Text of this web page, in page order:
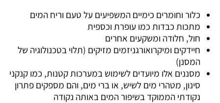
כלור וחומרים כימיים המשפיעים על טעם וריח המים
מתכות כבדות כמו עופרת וכספית
חול, חלודה ומשקעים אחרים
חיידקים ומיקרואורגניזמים מזיקים (תלוי בטכנולוגיה של
המסנן)
מסננים אלו מיועדים לשימוש במערכות קטנות, כמו קנקני
סינון, מטהרי מים לשיש, או ברי מים, והם מספקים פתרון
נקודתי הממוקד בשיפור המים באותה נקודה